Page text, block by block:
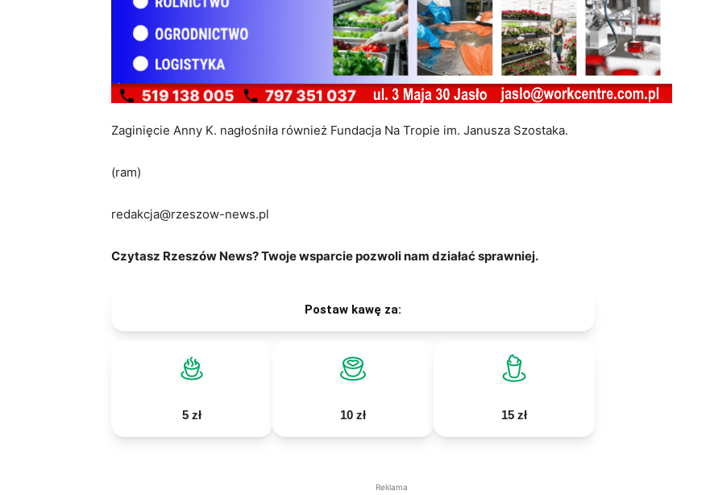
Zaginięcie Anny K. nagłośniła również Fundacja Na Tropie im. Janusza Szostaka.
(ram)
redakcja@rzeszow-news.pl
Czytasz Rzeszów News? Twoje wsparcie pozwoli nam działać sprawniej.
Postaw kawę za:
5 zł 10 zł 15 zł
Reklama